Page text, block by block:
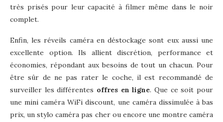
très prisés pour leur capacité à filmer même dans le noir
complet.
Enfin, les réveils caméra en déstockage sont eux aussi une
excellente option. Ils allient discrétion, performance et
économies, répondant aux besoins de tout un chacun. Pour
être sûr de ne pas rater le coche, il est recommandé de
surveiller les différentes offres en ligne. Que ce soit pour
une mini caméra WiFi discount, une caméra dissimulée à bas
prix, un stylo caméra pas cher ou encore une montre caméra